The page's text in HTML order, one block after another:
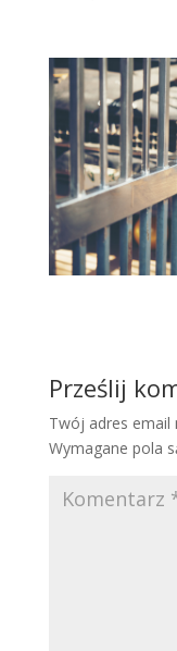
Prześlij
Twój adres email
Wymagane pola